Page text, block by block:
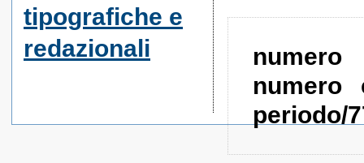
tipografiche e
redazionali
numero
periodo/